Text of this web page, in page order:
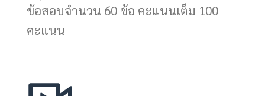
ข้อสอบจํานวน 60 ข้อ คะแนนเต็ม 100
คะแนน